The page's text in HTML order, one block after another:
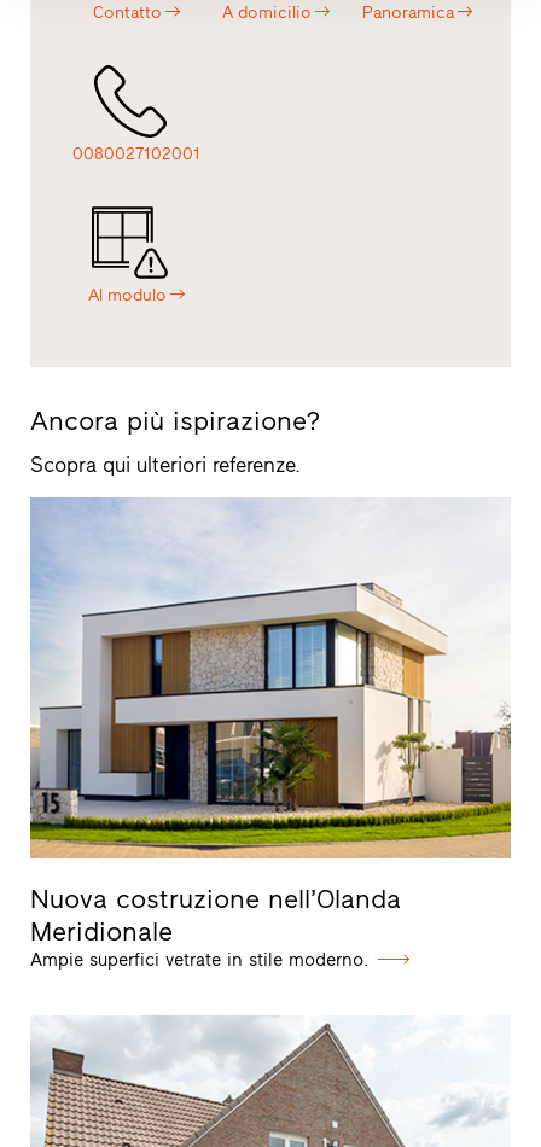
Contatto
0080027102001
Al modulo
A domicilio Panoramica
Ancora più ispirazione?
Scopra qui ulteriori referenze.
Nuova costruzione nell’Olanda
Meridionale
Ampie superfici vetrate in stile moderno.